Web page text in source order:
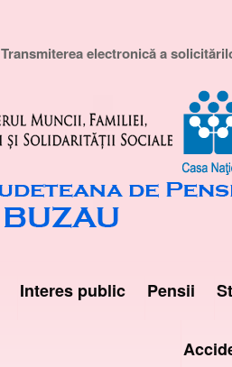
Transmiterea electronică a
Interes public Pensii